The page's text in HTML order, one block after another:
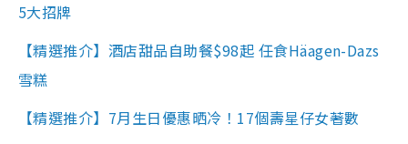
5大招牌
【精選推介】酒店甜品自助餐$98起 任食Häagen-Dazs
雪糕
【精選推介】7月生日優惠晒冷！17個壽星仔女著數